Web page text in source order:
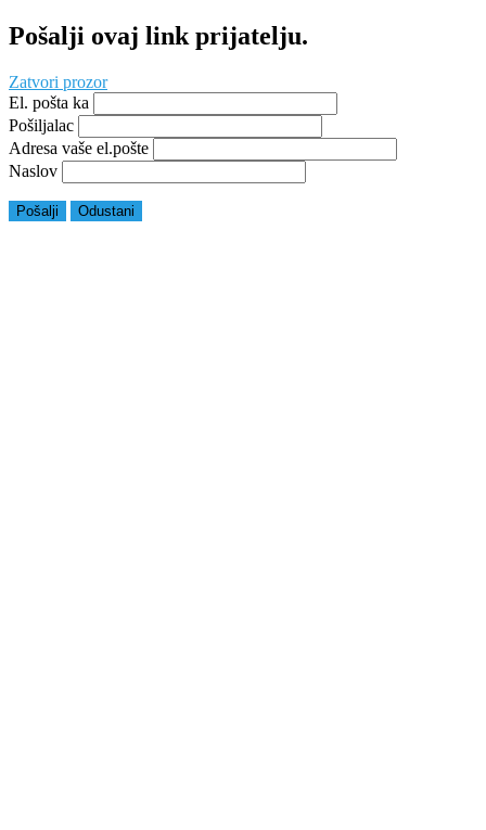
Pošalji ovaj link prijatelju.
Zatvori prozor
El. pošta ka
Pošiljalac
Adresa vaše el.pošte
Naslov
Pošalji Odustani